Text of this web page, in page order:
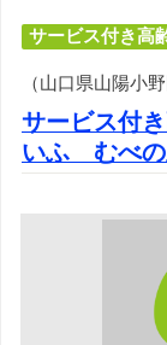
サービス付き高
（山口県山陽小野
サービス付
いふ むべの